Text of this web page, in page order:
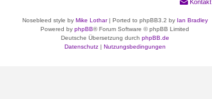
Kontakt
Nosebleed style by Mike Lothar| Ported to phpBB3.2 by Ian Bradley
Powered by phpBB® Forum Software © phpBB Limited
Deutsche Übersetzung durch phpBB.de
Datenschutz| Nutzungsbedingungen